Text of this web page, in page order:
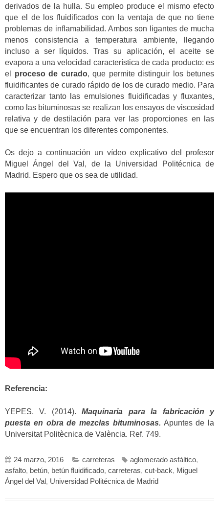
derivados de la hulla. Su empleo produce el mismo efecto
que el de los fluidificados con la ventaja de que no tiene
problemas de inflamabilidad. Ambos son ligantes de mucha
menos consistencia a temperatura ambiente, llegando
incluso a ser líquidos. Tras su aplicación, el aceite se
evapora a una velocidad característica de cada producto: es
el proceso de curado, que permite distinguir los betunes
fluidificantes de curado rápido de los de curado medio. Para
caracterizar tanto las emulsiones fluidificadas y fluxantes,
como las bituminosas se realizan los ensayos de viscosidad
relativa y de destilación para ver las proporciones en las
que se encuentran los diferentes componentes.
Os dejo a continuación un vídeo explicativo del profesor
Miguel Ángel del Val, de la Universidad Politécnica de
Madrid. Espero que os sea de utilidad.
Referencia:
YEPES, V. (2014).Maquinaria para la fabricación y
puesta en obra de mezclas bituminosas. Apuntes de la
Universitat Politècnica de València. Ref. 749.
24 marzo, 2016 carreteras aglomerado asfáltico,
asfalto, betún, betún fluidificado, carreteras, cut-back, Miguel
Ángel del Val , Universidad Politécnica de Madrid